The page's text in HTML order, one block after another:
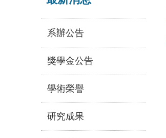
系辦公告
獎學金公告
學術榮譽
研究成果